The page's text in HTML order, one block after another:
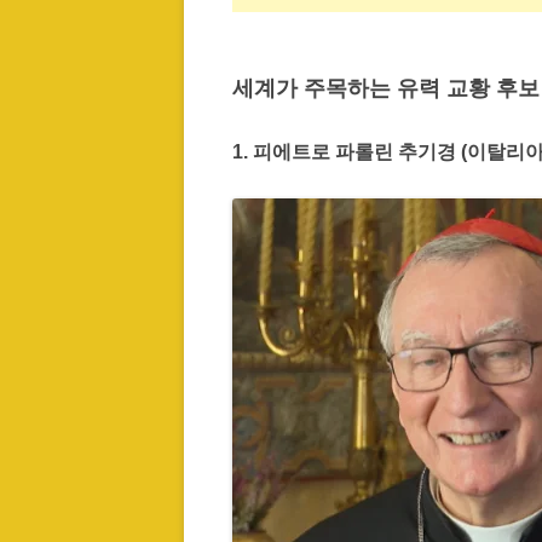
세계가 주목하는 유력 교황 후
1. 피에트로 파롤린 추기경 (이탈리